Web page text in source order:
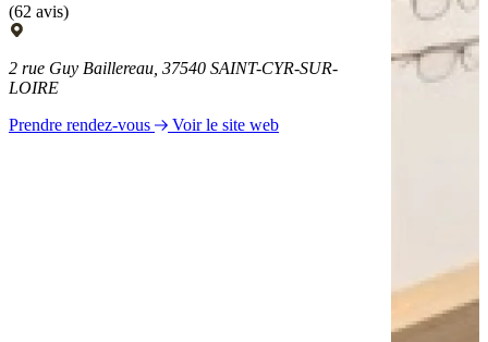
(62 avis)
2 rue Guy Baillereau, 37540 SAINT-CYR-SUR-
LOIRE
Prendre rendez-vous
Voir le site web